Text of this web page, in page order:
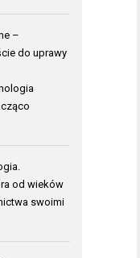
–
do uprawy
od wieków
swoimi